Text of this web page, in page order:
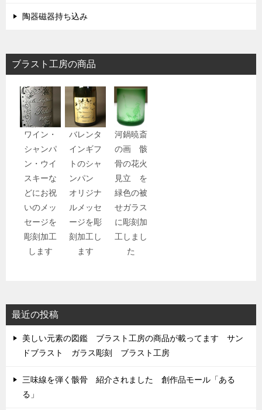
陶器磁器持ち込み
ブラスト工房の商品
ワイン・
シャンパ
ン・ウイ
スキーな
どにお祝
いのメッ
セージを
彫刻加工
します
バレンタ
インギフ
トのシャ
ンパン
オリジナ
ルメッセ
ージを彫
刻加工し
ます
河鍋暁斎
の画 骸
骨の花火
見立 を
緑色の被
せガラス
に彫刻加
工しまし
た
最近の投稿
美しい元素の図鑑 ブラスト工房の商品が載ってます サン
ドブラスト ガラス彫刻 ブラスト工房
三味線を弾く骸骨 紹介されました 創作品モール「ある
る」